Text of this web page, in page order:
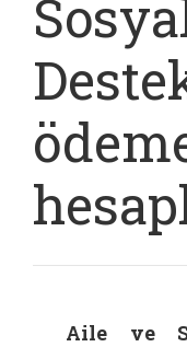
Aile ve